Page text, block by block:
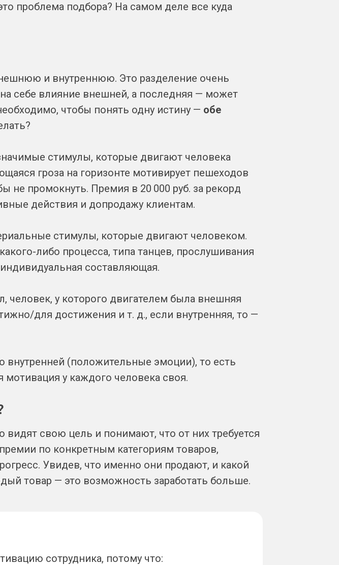
сотрудника, потому что:
видят свою цель и понимают, что от них требуется
по конкретным категориям товаров,
Увидев, что именно они продают, и какой
товар — это возможность заработать больше.
и внутреннюю. Это разделение очень
себе влияние внешней, а последняя — может
чтобы понять одну истину — обе
стимулы, которые двигают человека
гроза на горизонте мотивирует пешеходов
не промокнуть. Премия в 20 000 руб. за рекорд
действия и допродажу клиентам.
стимулы, которые двигают человеком.
либо процесса, типа танцев, прослушивания
составляющая.
человек, у которого двигателем была внешняя
для достижения и т. д., если внутренняя, то —
(положительные эмоции), то есть
мотивация у каждого человека своя.
проблема подбора? На самом деле все куда